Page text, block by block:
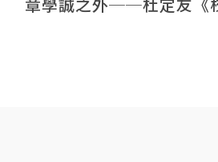
章學誠之外──杜定友《